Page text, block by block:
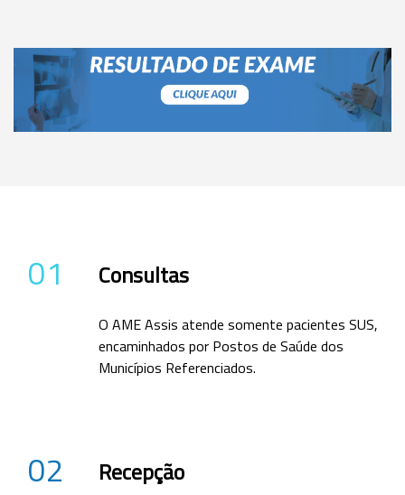
01 Consultas
O AME Assis atende somente pacientes SUS,
encaminhados por Postos de Saúde dos
Municípios Referenciados.
02 Recepção